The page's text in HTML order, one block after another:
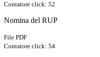
Contatore click: 52
Nomina del RUP
File PDF
Contatore click: 54